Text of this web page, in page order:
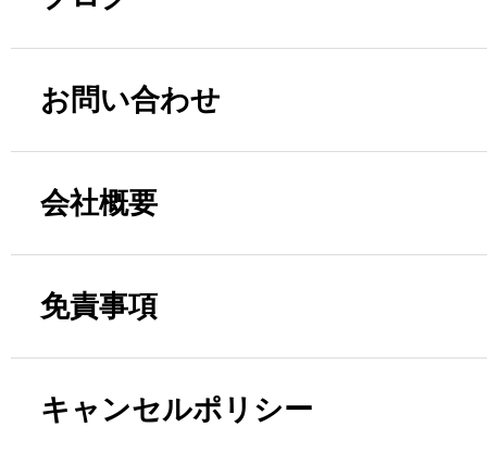
お問い合わせ
会社概要
免責事項
キャンセルポリシー